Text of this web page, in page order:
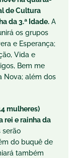
de Cultura
da 3.ª Idade. A
os grupos
e Esperança;
Vida e
Bem me
Nova; além dos
mulheres)
rei e rainha da
serão
do buquê de
também